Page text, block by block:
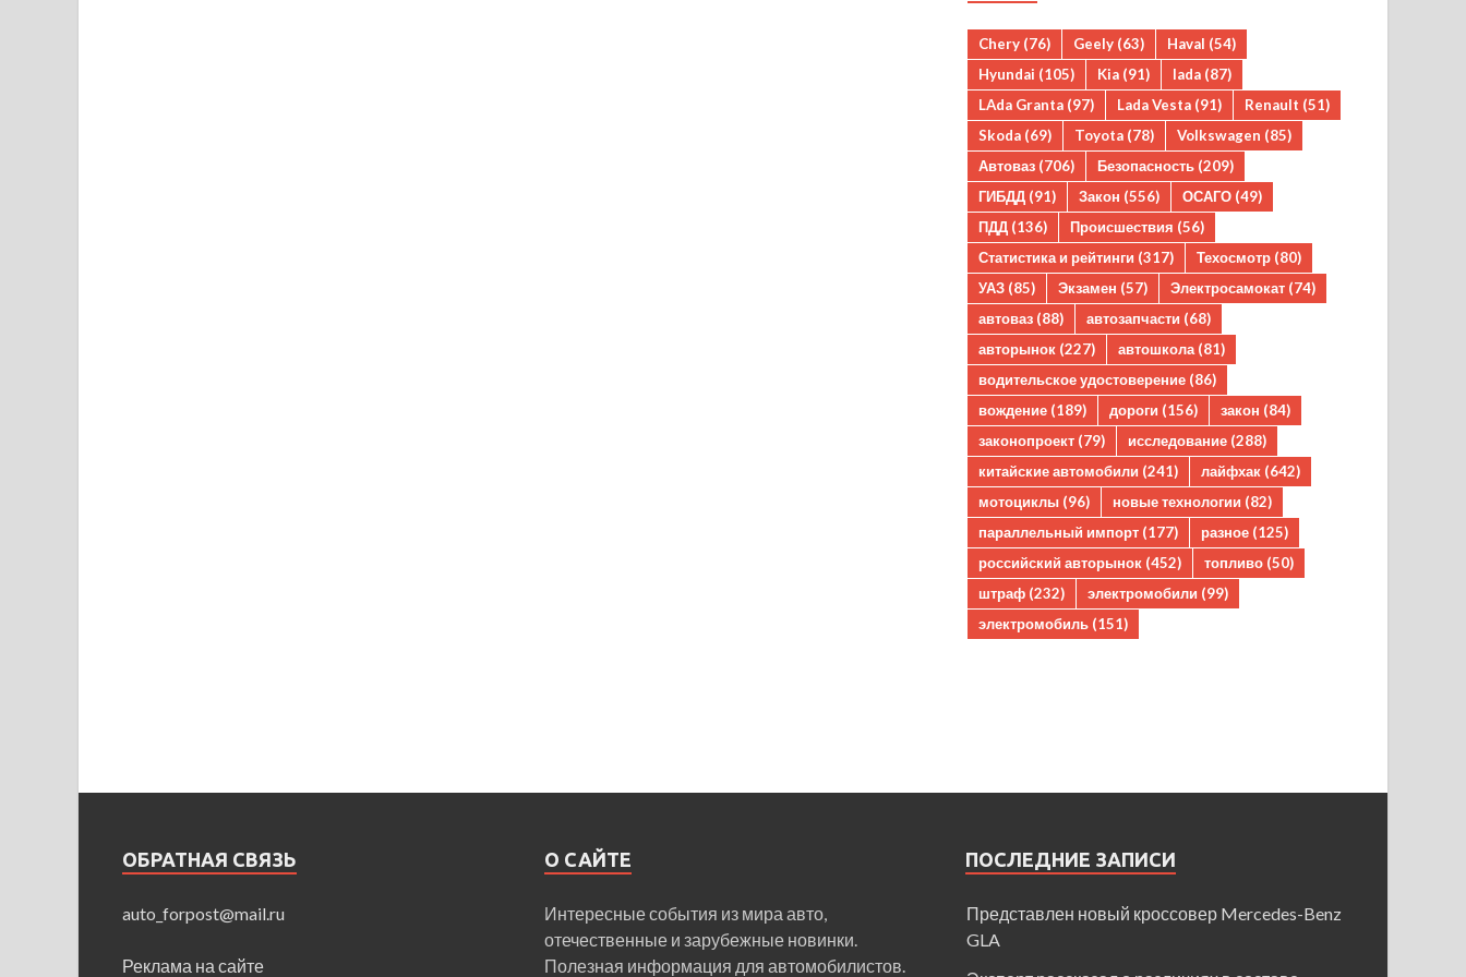
Chery (76) Geely (63) Haval (54)
Hyundai (105) Kia (91) lada (87)
LAda Granta (97) Lada Vesta (91) Renault (51)
Skoda (69) Toyota (78) Volkswagen (85)
Автоваз (706) Безопасность (209)
ГИБДД (91) Закон (556) ОСАГО (49)
ПДД (136) Происшествия (56)
Статистика и рейтинги (317) Техосмотр (80)
УАЗ (85) Экзамен (57) Электросамокат (74)
автоваз (88) автозапчасти (68)
авторынок (227) автошкола (81)
водительское удостоверение (86)
вождение (189) дороги (156) закон (84)
законопроект (79) исследование (288)
китайские автомобили (241) лайфхак (642)
мотоциклы (96) новые технологии (82)
параллельный импорт (177) разное (125)
российский авторынок (452) топливо (50)
штраф (232) электромобили (99)
электромобиль (151)
ОБРАТНАЯ СВЯЗЬ
auto_forpost@mail.ru
Реклама на сайте
О САЙТЕ
Интересные события из мира авто,
отечественные и зарубежные новинки.
Полезная информация для автомобилистов.
ПОСЛЕДНИЕ ЗАПИСИ
Представлен новый кроссовер Mercedes-Benz
GLA